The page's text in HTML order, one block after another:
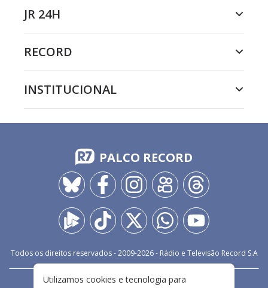
JR 24H
RECORD
INSTITUCIONAL
PALCO RECORD
Todos os direitos reservados - 2009-2026- Rádio e Televisão Record S.A
Utilizamos cookies e tecnologia para